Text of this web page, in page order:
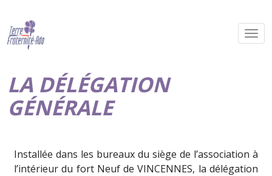
LA DÉLÉGATION
GÉNÉRALE
Installée dans les bureaux du siège de l’association à
l’intérieur du fort Neuf de VINCENNES, la délégation